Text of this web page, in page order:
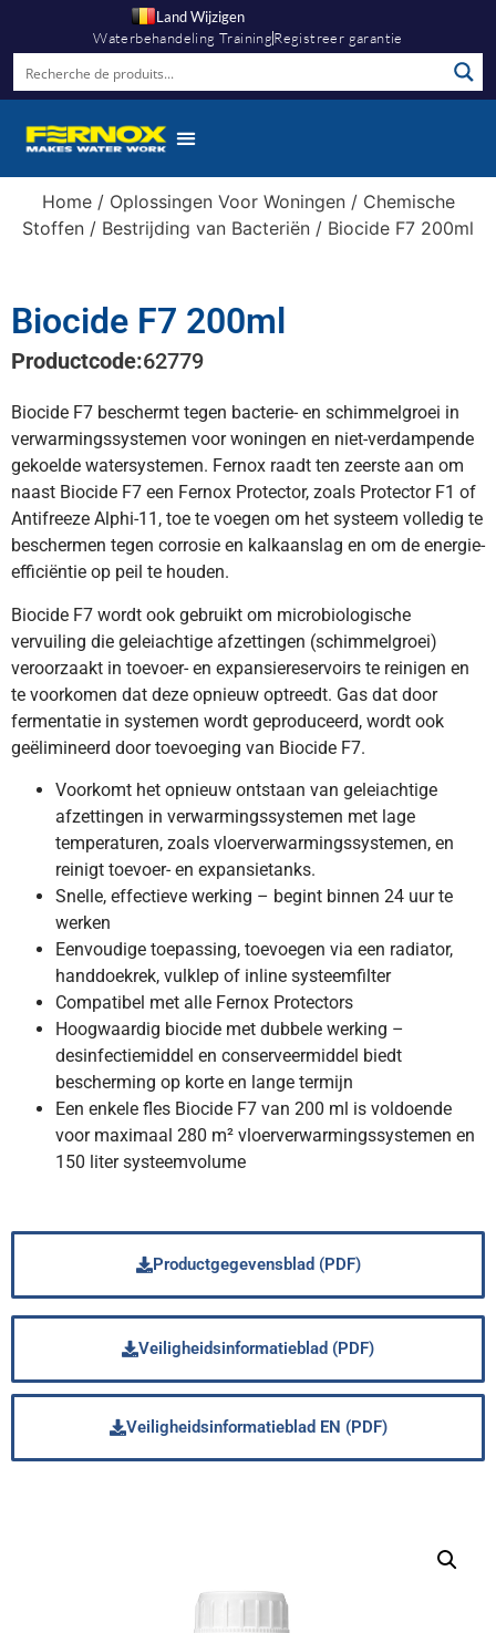
Land Wijzigen
Waterbehandeling TrainingRegistreer garantie
Home/ Oplossingen Voor Woningen/ Chemische
Stoffen / Bestrijding van Bacteriën / Biocide F7 200ml
Biocide F7 200ml
Productcode:62779
Biocide F7 beschermt tegen bacterie- en schimmelgroei in
verwarmingssystemen voor woningen en niet-verdampende
gekoelde watersystemen. Fernox raadt ten zeerste aan om
naast Biocide F7 een Fernox Protector, zoals Protector F1 of
Antifreeze Alphi-11, toe te voegen om het systeem volledig te
beschermen tegen corrosie en kalkaanslag en om de energie-
efficiëntie op peil te houden.
Biocide F7 wordt ook gebruikt om microbiologische
vervuiling die geleiachtige afzettingen (schimmelgroei)
veroorzaakt in toevoer- en expansiereservoirs te reinigen en
te voorkomen dat deze opnieuw optreedt. Gas dat door
fermentatie in systemen wordt geproduceerd, wordt ook
geëlimineerd door toevoeging van Biocide F7.
Voorkomt het opnieuw ontstaan van geleiachtige
afzettingen in verwarmingssystemen met lage
temperaturen, zoals vloerverwarmingssystemen, en
reinigt toevoer- en expansietanks.
Snelle, effectieve werking – begint binnen 24 uur te
werken
Eenvoudige toepassing, toevoegen via een radiator,
handdoekrek, vulklep of inline systeemfilter
Compatibel met alle Fernox Protectors
Hoogwaardig biocide met dubbele werking –
desinfectiemiddel en conserveermiddel biedt
bescherming op korte en lange termijn
Een enkele fles Biocide F7 van 200 ml is voldoende
voor maximaal 280 m² vloerverwarmingssystemen en
150 liter systeemvolume
Productgegevensblad (PDF)
Veiligheidsinformatieblad (PDF)
Veiligheidsinformatieblad EN (PDF)